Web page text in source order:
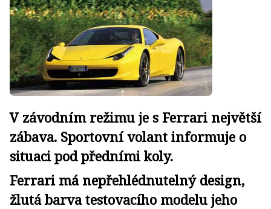
V závodním režimu je s Ferrari největší
zábava. Sportovní volant informuje o
situaci pod předními koly.
Ferrari má nepřehlédnutelný design,
žlutá barva testovacího modelu jeho